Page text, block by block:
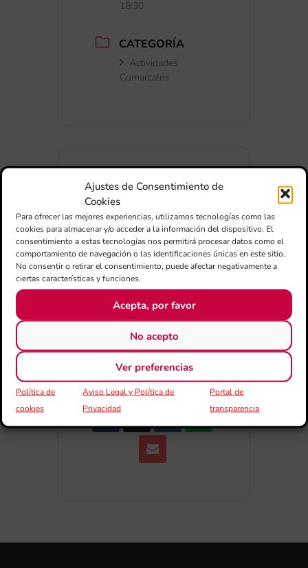
Ajustes de Consentimiento de
Cookies
Para ofrecer las mejores experiencias, utilizamos tecnologías como las
cookies para almacenar y/o acceder a la información del dispositivo. El
consentimiento a estas tecnologías nos permitirá procesar datos como el
comportamiento de navegación o las identificaciones únicas en este sitio.
No consentir o retirar el consentimiento, puede afectar negativamente a
ciertas características y funciones.
Acepta, por favor
No acepto
Ver preferencias
Política de
cookies
Aviso Legal y Política de
Privacidad
Portal de
transparencia
18:30
CATEGORÍA
Actividades
Comarcales
+ Añadir a Google Calendar
+ exportación iCal / Outlook
COMPARTIR ESTE EVENTO